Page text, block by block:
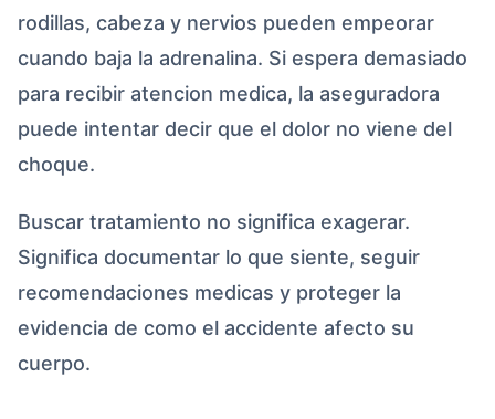
rodillas, cabeza y nervios pueden empeorar
cuando baja la adrenalina. Si espera demasiado
para recibir atencion medica, la aseguradora
puede intentar decir que el dolor no viene del
choque.
Buscar tratamiento no significa exagerar.
Significa documentar lo que siente, seguir
recomendaciones medicas y proteger la
evidencia de como el accidente afecto su
cuerpo.